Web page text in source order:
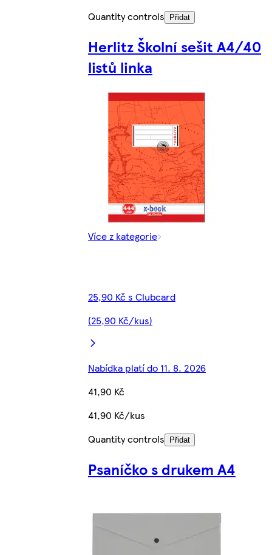
Quantity controls
Přidat
Herlitz Školní sešit A4/40
listů linka
Více z kategorie
25,90 Kč s Clubcard
(25,90 Kč/kus)
Nabídka platí do 11. 8. 2026
41,90 Kč
41,90 Kč/kus
Quantity controls
Přidat
Psaníčko s drukem A4